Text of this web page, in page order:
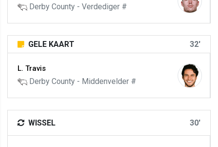
Derby County - Verdediger #
GELE KAART 32'
L. Travis
Derby County - Middenvelder #
WISSEL 30'